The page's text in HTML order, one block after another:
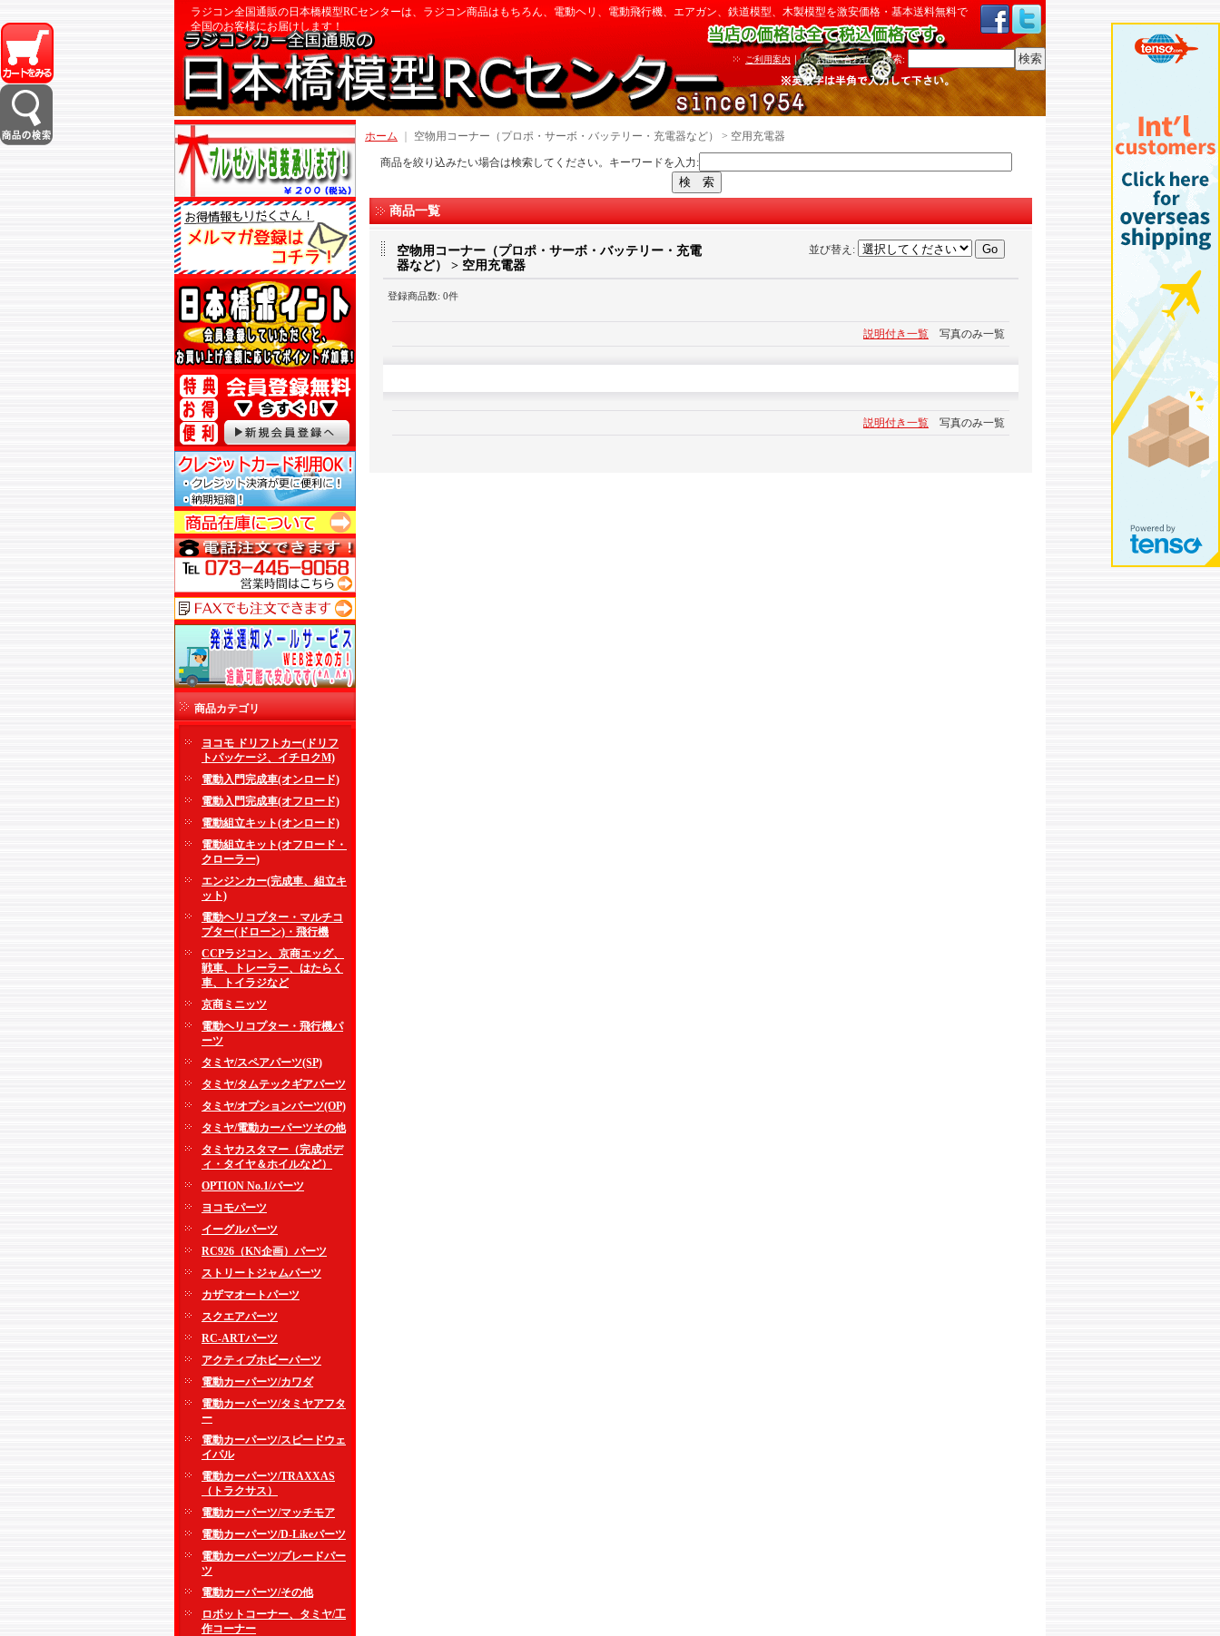
ラジコン全国通販の日本橋模型RCセンターは、ラジコン商品はもちろん、電動ヘリ、電動飛行機、エアガン、鉄道模型、木製模型を激安価格・基本送料無料で
全国のお客様にお届けします！
ご利用案内 ｜ お問い合わせ 検索:
商品カテゴリ
ヨコモ ドリフトカー(ドリフ
トパッケージ、イチロクM)
電動入門完成車(オンロード)
電動入門完成車(オフロード)
電動組立キット(オンロード)
電動組立キット(オフロード・
クローラー)
エンジンカー(完成車、組立キ
ット)
電動ヘリコプター・マルチコ
プター(ドローン)・飛行機
CCPラジコン、京商エッグ、
戦車、トレーラー、はたらく
車、トイラジなど
京商ミニッツ
電動ヘリコプター・飛行機パ
ーツ
タミヤ/スペアパーツ(SP)
タミヤ/タムテックギアパーツ
タミヤ/オプションパーツ(OP)
タミヤ/電動カーパーツその他
タミヤカスタマー（完成ボデ
ィ・タイヤ＆ホイルなど）
OPTION No.1/パーツ
ヨコモパーツ
イーグルパーツ
RC926（KN企画）パーツ
ストリートジャムパーツ
カザマオートパーツ
スクエアパーツ
RC-ARTパーツ
アクティブホビーパーツ
電動カーパーツ/カワダ
電動カーパーツ/タミヤアフタ
ー
電動カーパーツ/スピードウェ
イパル
電動カーパーツ/TRAXXAS
（トラクサス）
電動カーパーツ/マッチモア
電動カーパーツ/D-Likeパーツ
電動カーパーツ/ブレードパー
ツ
電動カーパーツ/その他
ロボットコーナー、タミヤ/工
作コーナー
ホーム 空物用コーナー（プロポ・サーボ・バッテリー・充電器など） > 空用充電器
商品を絞り込みたい場合は検索してください。キーワードを入力:
商品一覧
空物用コーナー（プロポ・サーボ・バッテリー・充電
器など） > 空用充電器
並び替え :
登録商品数: 0件
説明付き一覧 写真のみ一覧
説明付き一覧 写真のみ一覧